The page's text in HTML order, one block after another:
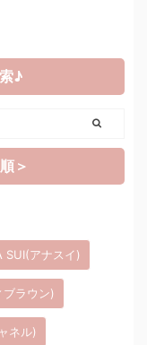
♪
＞
SUI(アナスイ)
ブラウン)
ネル)